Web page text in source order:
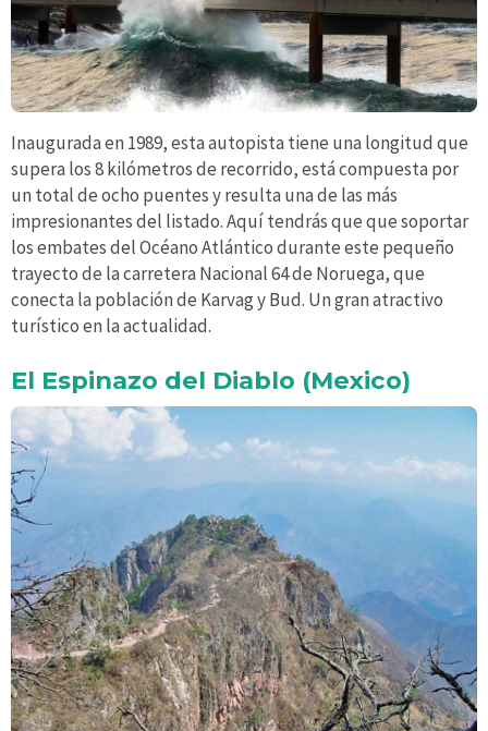
Inaugurada en 1989, esta autopista tiene una longitud que
supera los 8 kilómetros de recorrido, está compuesta por
un total de ocho puentes y resulta una de las más
impresionantes del listado. Aquí tendrás que que soportar
los embates del Océano Atlántico durante este pequeño
trayecto de la carretera Nacional 64 de Noruega, que
conecta la población de Karvag y Bud. Un gran atractivo
turístico en la actualidad.
El Espinazo del Diablo (Mexico)